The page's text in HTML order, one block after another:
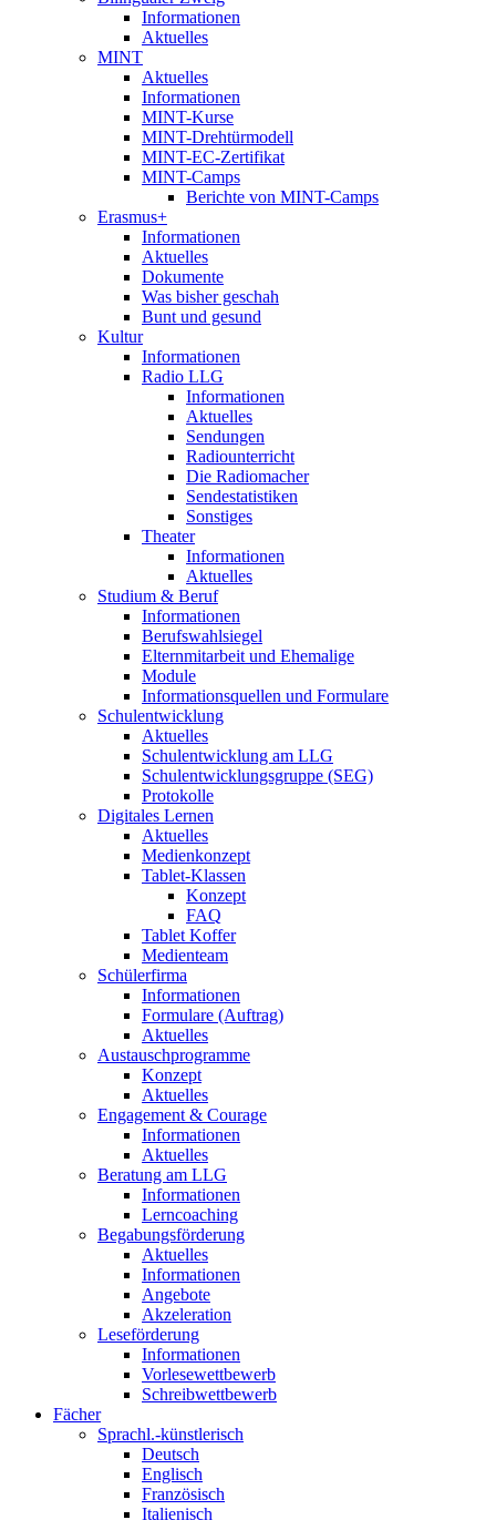
Informationen
Aktuelles
MINT
Aktuelles
Informationen
MINT-Kurse
MINT-Drehtürmodell
MINT-EC-Zertifikat
MINT-Camps
Berichte von MINT-Camps
Erasmus+
Informationen
Aktuelles
Dokumente
Was bisher geschah
Bunt und gesund
Kultur
Informationen
Radio LLG
Informationen
Aktuelles
Sendungen
Radiounterricht
Die Radiomacher
Sendestatistiken
Sonstiges
Theater
Informationen
Aktuelles
Studium & Beruf
Informationen
Berufswahlsiegel
Elternmitarbeit und Ehemalige
Module
Informationsquellen und Formulare
Schulentwicklung
Aktuelles
Schulentwicklung am LLG
Schulentwicklungsgruppe (SEG)
Protokolle
Digitales Lernen
Aktuelles
Medienkonzept
Tablet-Klassen
Konzept
FAQ
Tablet Koffer
Medienteam
Schülerfirma
Informationen
Formulare (Auftrag)
Aktuelles
Austauschprogramme
Konzept
Aktuelles
Engagement & Courage
Informationen
Aktuelles
Beratung am LLG
Informationen
Lerncoaching
Begabungsförderung
Aktuelles
Informationen
Angebote
Akzeleration
Leseförderung
Informationen
Vorlesewettbewerb
Schreibwettbewerb
Fächer
Sprachl.-künstlerisch
Deutsch
Englisch
Französisch
Italienisch